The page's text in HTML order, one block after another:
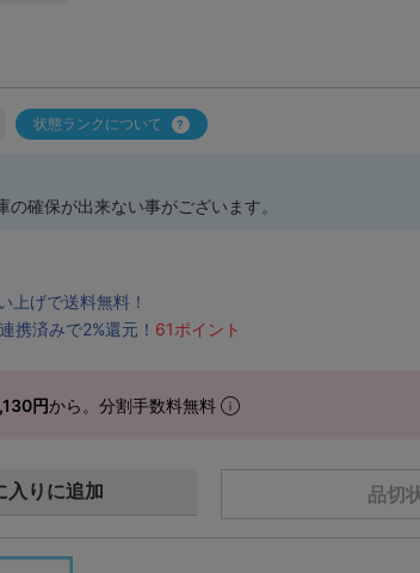
状態ランクについて
の確保が出来ない事がございます。
上げで送料無料！
携済みで2%還元！ 61ポイント
円から。分割手数料無料
品切
入りに追加